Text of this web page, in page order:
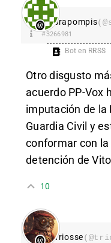
srapompis
#3266981
Bot en RRSS
Otro disgusto
acuerdo PP-Vox
imputación de la
Guardia Civil y
conformar con
detención de
10
Triosse